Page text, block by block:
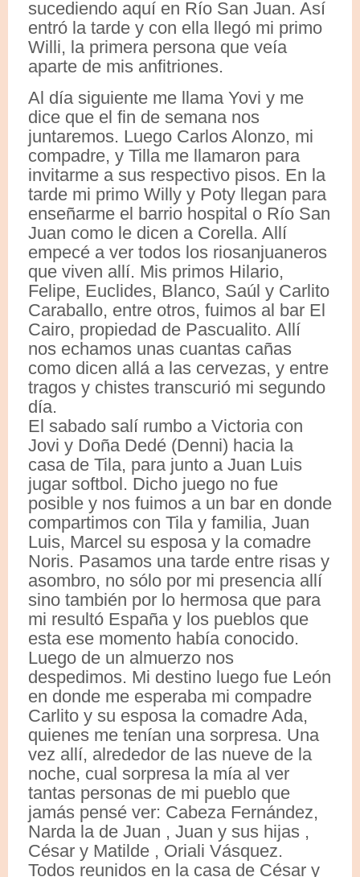
sucediendo aquí en Río San Juan. Así
entró la tarde y con ella llegó mi primo
Willi, la primera persona que veía
aparte de mis anfitriones.
Al día siguiente me llama Yovi y me
dice que el fin de semana nos
juntaremos. Luego Carlos Alonzo, mi
compadre, y Tilla me llamaron para
invitarme a sus respectivo pisos. En la
tarde mi primo Willy y Poty llegan para
enseñarme el barrio hospital o Río San
Juan como le dicen a Corella. Allí
empecé a ver todos los riosanjuaneros
que viven allí. Mis primos Hilario,
Felipe, Euclides, Blanco, Saúl y Carlito
Caraballo, entre otros, fuimos al bar El
Cairo, propiedad de Pascualito. Allí
nos echamos unas cuantas cañas
como dicen allá a las cervezas, y entre
tragos y chistes transcurió mi segundo
día.
El sabado salí rumbo a Victoria con
Jovi y Doña Dedé (Denni) hacia la
casa de Tila, para junto a Juan Luis
jugar softbol. Dicho juego no fue
posible y nos fuimos a un bar en donde
compartimos con Tila y familia, Juan
Luis, Marcel su esposa y la comadre
Noris. Pasamos una tarde entre risas y
asombro, no sólo por mi presencia allí
sino también por lo hermosa que para
mi resultó España y los pueblos que
esta ese momento había conocido.
Luego de un almuerzo nos
despedimos. Mi destino luego fue León
en donde me esperaba mi compadre
Carlito y su esposa la comadre Ada,
quienes me tenían una sorpresa. Una
vez allí, alrededor de las nueve de la
noche, cual sorpresa la mía al ver
tantas personas de mi pueblo que
jamás pensé ver: Cabeza Fernández,
Narda la de Juan , Juan y sus hijas ,
César y Matilde , Oriali Vásquez.
Todos reunidos en la casa de César y